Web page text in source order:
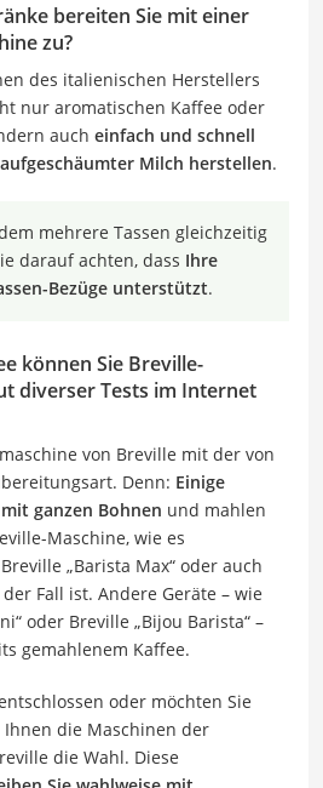
bereiten Sie mit einer
zu?
des italienischen Herstellers
nur aromatischen Kaffee oder
auch einfach und schnell
Milch herstellen.
mehrere Tassen gleichzeitig
darauf achten, dass Ihre
Bezüge unterstützt.
können Sie Breville-
diverser Tests im Internet
von Breville mit der von
Denn: Einige
ganzen Bohnen und mahlen
Maschine, wie es
„Barista Max“ oder auch
Fall ist. Andere Geräte – wie
oder Breville „Bijou Barista“ –
gemahlenem Kaffee.
oder möchten Sie
die Maschinen der
die Wahl. Diese